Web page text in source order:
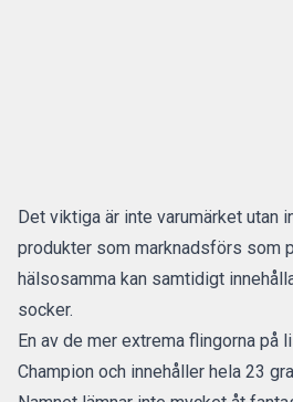
Det viktiga är inte varumärket utan
produkter som marknadsförs som
hälsosamma kan samtidigt
socker.
En av de mer extrema flingorna på
Champion och innehåller hela 23